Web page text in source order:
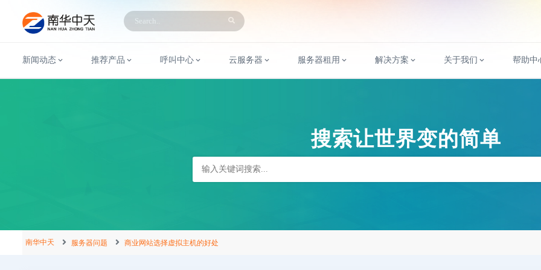
新闻动态 推荐产品 呼叫中心 云服务器 服务器租用 解决方案 关于我们 帮助中
搜索让世界变的简单
南华中天 服务器问题 商业网站选择虚拟主机的好处